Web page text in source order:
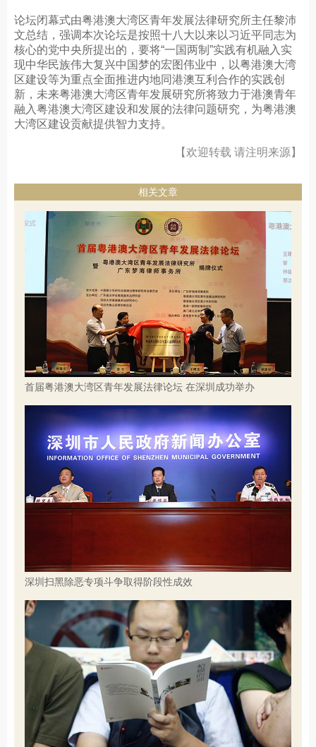
论坛闭幕式由粤港澳大湾区青年发展法律研究所主任黎沛
文总结，强调本次论坛是按照十八大以来以习近平同志为
核心的党中央所提出的，要将“一国两制”实践有机融入实
现中华民族伟大复兴中国梦的宏图伟业中，以粤港澳大湾
区建设等为重点全面推进内地同港澳互利合作的实践创
新，未来粤港澳大湾区青年发展研究所将致力于港澳青年
融入粤港澳大湾区建设和发展的法律问题研究，为粤港澳
大湾区建设贡献提供智力支持。
【欢迎转载 请注明来源】
相关文章
首届粤港澳大湾区青年发展法律论坛 在深圳成功举办
深圳扫黑除恶专项斗争取得阶段性成效